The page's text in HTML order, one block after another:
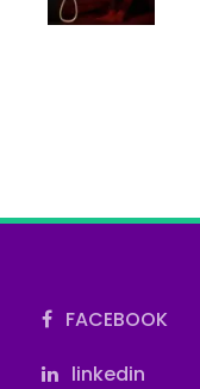
FACEBOOK
linkedin